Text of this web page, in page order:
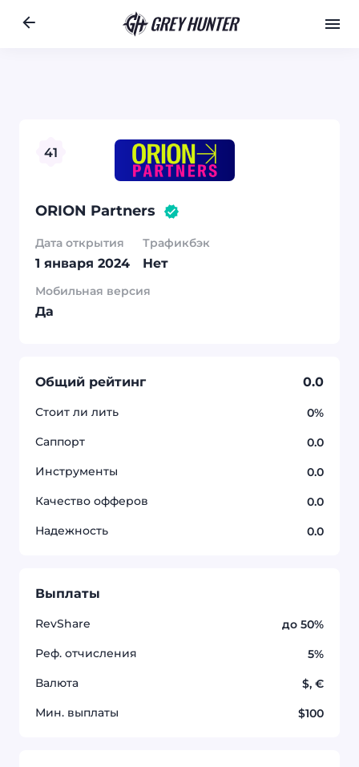
на сайт
41
ORION Partners
Дата открытия
1 января 2024
Трафикбэк
Нет
Мобильная версия
Да
Общий рейтинг 0.0
Стоит ли лить 0%
Саппорт 0.0
Инструменты 0.0
Качество офферов 0.0
Надежность 0.0
Выплаты
RevShare до 50%
Реф. отчисления 5%
Валюта $, €
Мин. выплаты $100